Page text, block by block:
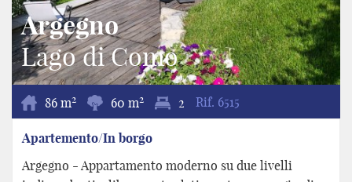
Argegno
Lago di Como
86 m2 60 m2 2 Rif. 6515
Apartemento/In borgo
Argegno - Appartamento moderno su due livelli